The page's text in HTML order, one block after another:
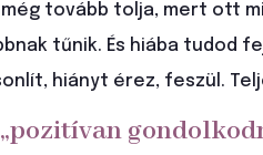
tovább tolja, mert ott
tűnik. És hiába tudod
hiányt érez, feszül.